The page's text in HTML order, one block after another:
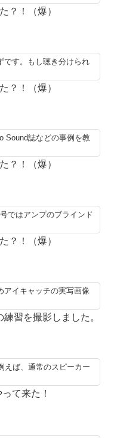
？！（爆）
です。もし聴き分けられ
？！（爆）
Sound誌などの事例を教
？！（爆）
ではアンプのブラインド
？！（爆）
アイキャッチの実写画像
習を撮影しました。
えば、通常のスピーカー
て来た！